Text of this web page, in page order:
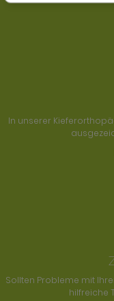
In unserer
Sollten Probleme mit
hilfreiche